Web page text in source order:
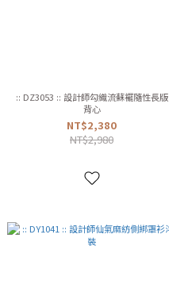
:: DZ3053 :: 設計師勾織流蘇襬隨性長版
背心
NT$2,380
NT$2,980